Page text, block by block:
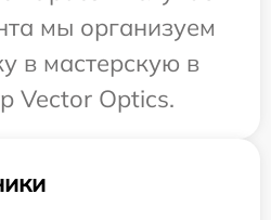
мы организуем
в мастерскую в
Vector Optics.